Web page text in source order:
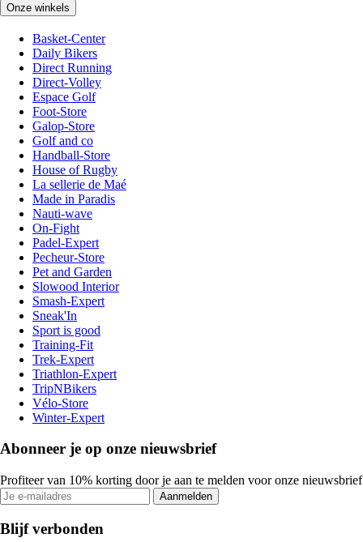
Onze winkels
Basket-Center
Daily Bikers
Direct Running
Direct-Volley
Espace Golf
Foot-Store
Galop-Store
Golf and co
Handball-Store
House of Rugby
La sellerie de Maé
Made in Paradis
Nauti-wave
On-Fight
Padel-Expert
Pecheur-Store
Pet and Garden
Slowood Interior
Smash-Expert
Sneak'In
Sport is good
Training-Fit
Trek-Expert
Triathlon-Expert
TripNBikers
Vélo-Store
Winter-Expert
Abonneer je op onze nieuwsbrief
Profiteer van 10% korting door je aan te melden voor onze nieuwsbrief
Aanmelden
Blijf verbonden